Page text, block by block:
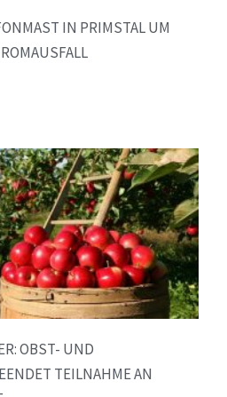
IN PRIMSTAL UM
OBST- UND
TEILNAHME AN